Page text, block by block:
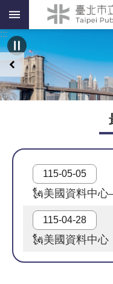
跳到主要內容區塊
:::
:::
115-05-05
115-04-28